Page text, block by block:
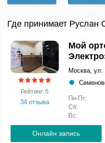
Где принимает Руслан
Рейтинг: 5
34 отзыва
Мой
Москва,
Пн-Пт:
Сб:
Вс:
Онлайн запись